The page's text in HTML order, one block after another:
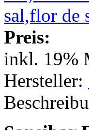
Preis:
inkl. 19%
Hersteller: